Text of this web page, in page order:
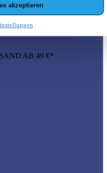
akzeptieren
AB 49 €*